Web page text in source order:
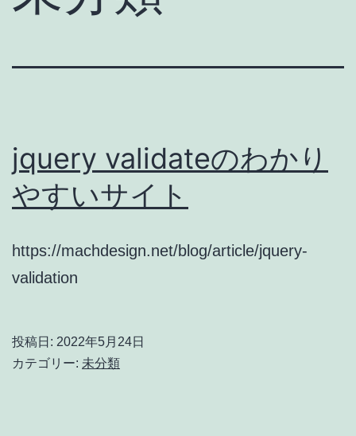
プ
jquery validateのわかり
やすいサイト
https://machdesign.net/blog/article/jquery-
validation
投稿日: 2022年5月24日
カテゴリー: 未分類